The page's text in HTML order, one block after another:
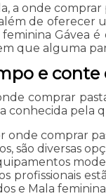
a onde
de oferecer
Gávea
que alguma
e
comprar
conhecida pela
onde comprar
são diversas
profissionais
e Mala